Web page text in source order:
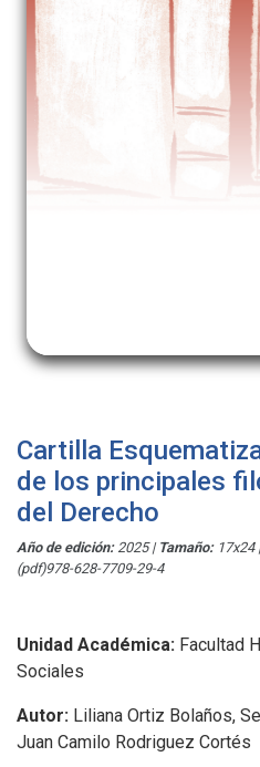
Cartilla
de los principales
del Derecho
Año de edición: 2025| Tamaño: 17x24
(pdf)978-628-7709-29-4
Unidad Académica: Facultad
Sociales
Autor: Liliana Ortiz Bolaños,
Juan Camilo Rodriguez Cortés